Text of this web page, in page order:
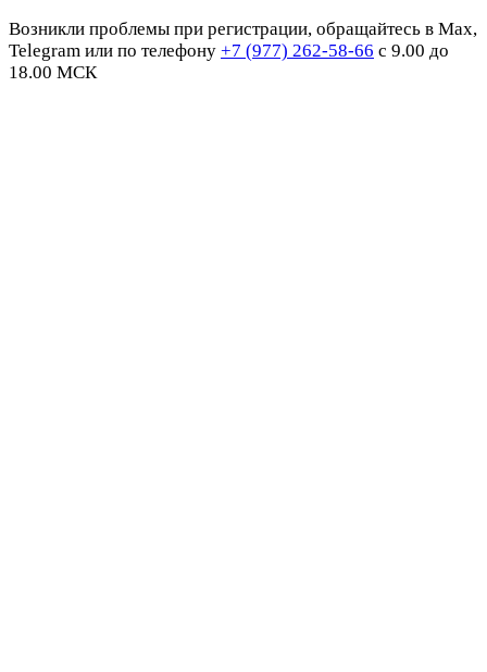
Возникли проблемы при регистрации, обращайтесь в Max,
Telegram или по телефону +7 (977) 262-58-66 с 9.00 до
18.00 МСК